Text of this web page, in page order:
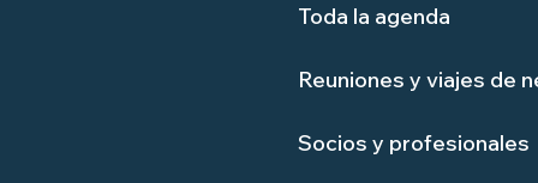
Toda la agenda
Reuniones y viajes de
Socios y profesionales